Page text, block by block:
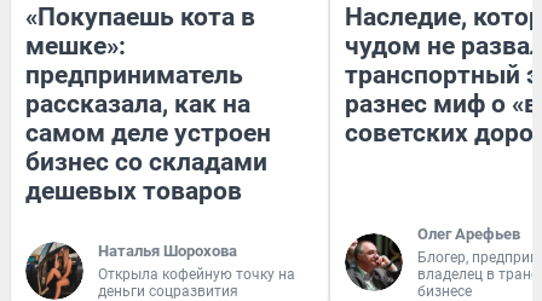
«Покупаешь кота в
мешке»:
предприниматель
рассказала, как на
самом деле устроен
бизнес со складами
дешевых товаров
Наталья Шорохова
Открыла кофейную точку на
деньги соцразвития
Наследие,
чудом не
транспортный
разнес миф о
советских
Олег Арефьев
Блогер,
владелец в
бизнесе